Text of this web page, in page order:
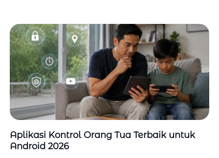
Aplikasi Kontrol Orang Tua Terbaik untuk
Android 2026